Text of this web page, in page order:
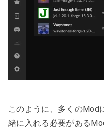
このように、多くのMod
緒に入れる必要がある